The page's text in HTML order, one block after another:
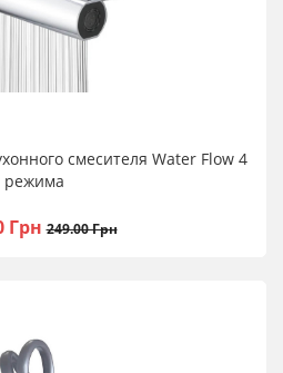
смесителя Water Flow 4
режима
Грн249.00 Грн